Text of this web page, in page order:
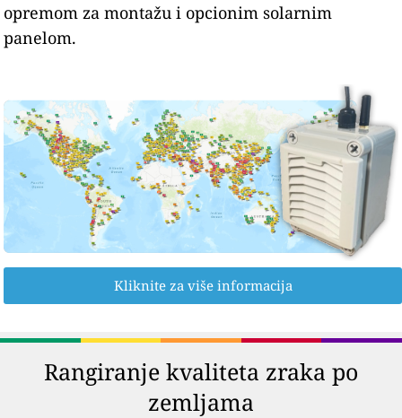
opremom za montažu i opcionim solarnim
panelom.
Kliknite za više informacija
Rangiranje kvaliteta zraka po
zemljama